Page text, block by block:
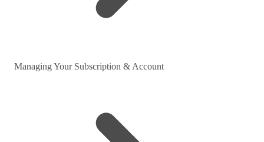
Managing Your Subscription & Account